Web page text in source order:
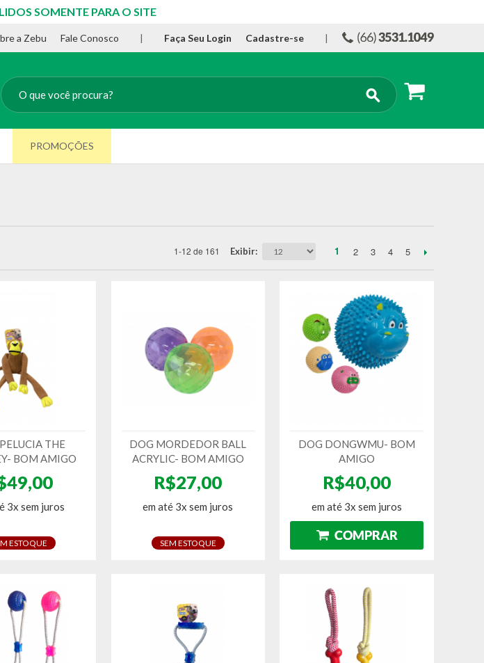
SOMENTE PARA O SITE
a Zebu Fale Conosco | Faça Seu Login Cadastre-se |
PROMOÇÕES
1-12 de 161 Exibir 1 2 3 4 5
THE
BOM AMIGO
3x sem juros
ESTOQUE
DOG MORDEDOR BALL
ACRYLIC- BOM AMIGO
R$27,00
em até 3x sem juros
SEM ESTOQUE
DOG DONGWMU- BOM
AMIGO
R$40,00
em até 3x sem juros